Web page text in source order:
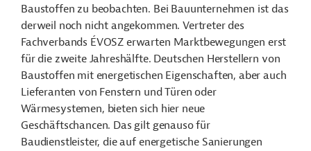
Baustoffen zu beobachten. Bei Bauunternehmen ist das
derweil noch nicht angekommen. Vertreter des
Fachverbands ÉVOSZ erwarten Marktbewegungen erst
für die zweite Jahreshälfte. Deutschen Herstellern von
Baustoffen mit energetischen Eigenschaften, aber auch
Lieferanten von Fenstern und Türen oder
Wärmesystemen, bieten sich hier neue
Geschäftschancen. Das gilt genauso für
Baudienstleister, die auf energetische Sanierungen